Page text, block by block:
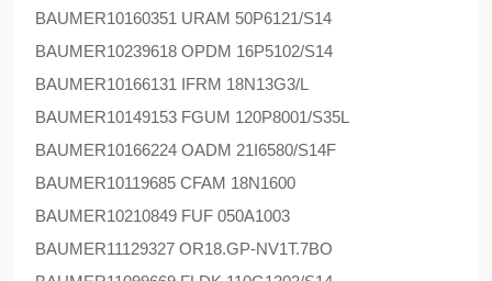
BAUMER10160351 URAM 50P6121/S14
BAUMER10239618 OPDM 16P5102/S14
BAUMER10166131 IFRM 18N13G3/L
BAUMER10149153 FGUM 120P8001/S35L
BAUMER10166224 OADM 21I6580/S14F
BAUMER10119685 CFAM 18N1600
BAUMER10210849 FUF 050A1003
BAUMER11129327 OR18.GP-NV1T.7BO